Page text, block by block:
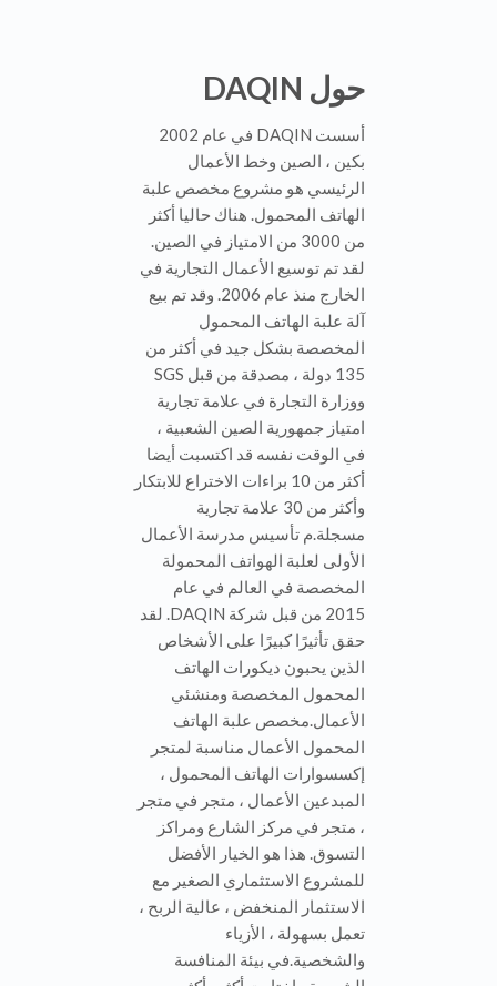
حول DAQIN
أسست DAQIN في عام 2002
بكين ، الصين وخط الأعمال
الرئيسي هو مشروع مخصص علبة
الهاتف المحمول. هناك حاليا أكثر
من 3000 من الامتياز في الصين.
لقد تم توسيع الأعمال التجارية في
الخارج منذ عام 2006. وقد تم بيع
آلة علبة الهاتف المحمول
المخصصة بشكل جيد في أكثر من
135 دولة ، مصدقة من قبل SGS
ووزارة التجارة في علامة تجارية
امتياز جمهورية الصين الشعبية ،
في الوقت نفسه قد اكتسبت أيضا
أكثر من 10 براءات الاختراع للابتكار
وأكثر من 30 علامة تجارية
مسجلة.م تأسيس مدرسة الأعمال
الأولى لعلبة الهواتف المحمولة
المخصصة في العالم في عام
2015 من قبل شركة DAQIN. لقد
حقق تأثيرًا كبيرًا على الأشخاص
الذين يحبون ديكورات الهاتف
المحمول المخصصة ومنشئي
الأعمال.مخصص علبة الهاتف
المحمول الأعمال مناسبة لمتجر